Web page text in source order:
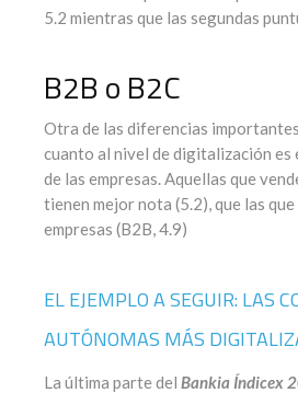
5.2 mientras que las segundas
B2B o B2C
Otra de las diferencias
cuanto al nivel de digitalización es
de las empresas. Aquellas que
tienen mejor nota (5.2), que las
empresas (B2B, 4.9)
EL EJEMPLO A SEGUIR: LAS
AUTÓNOMAS MÁS
La última parte del Bankia Índicex